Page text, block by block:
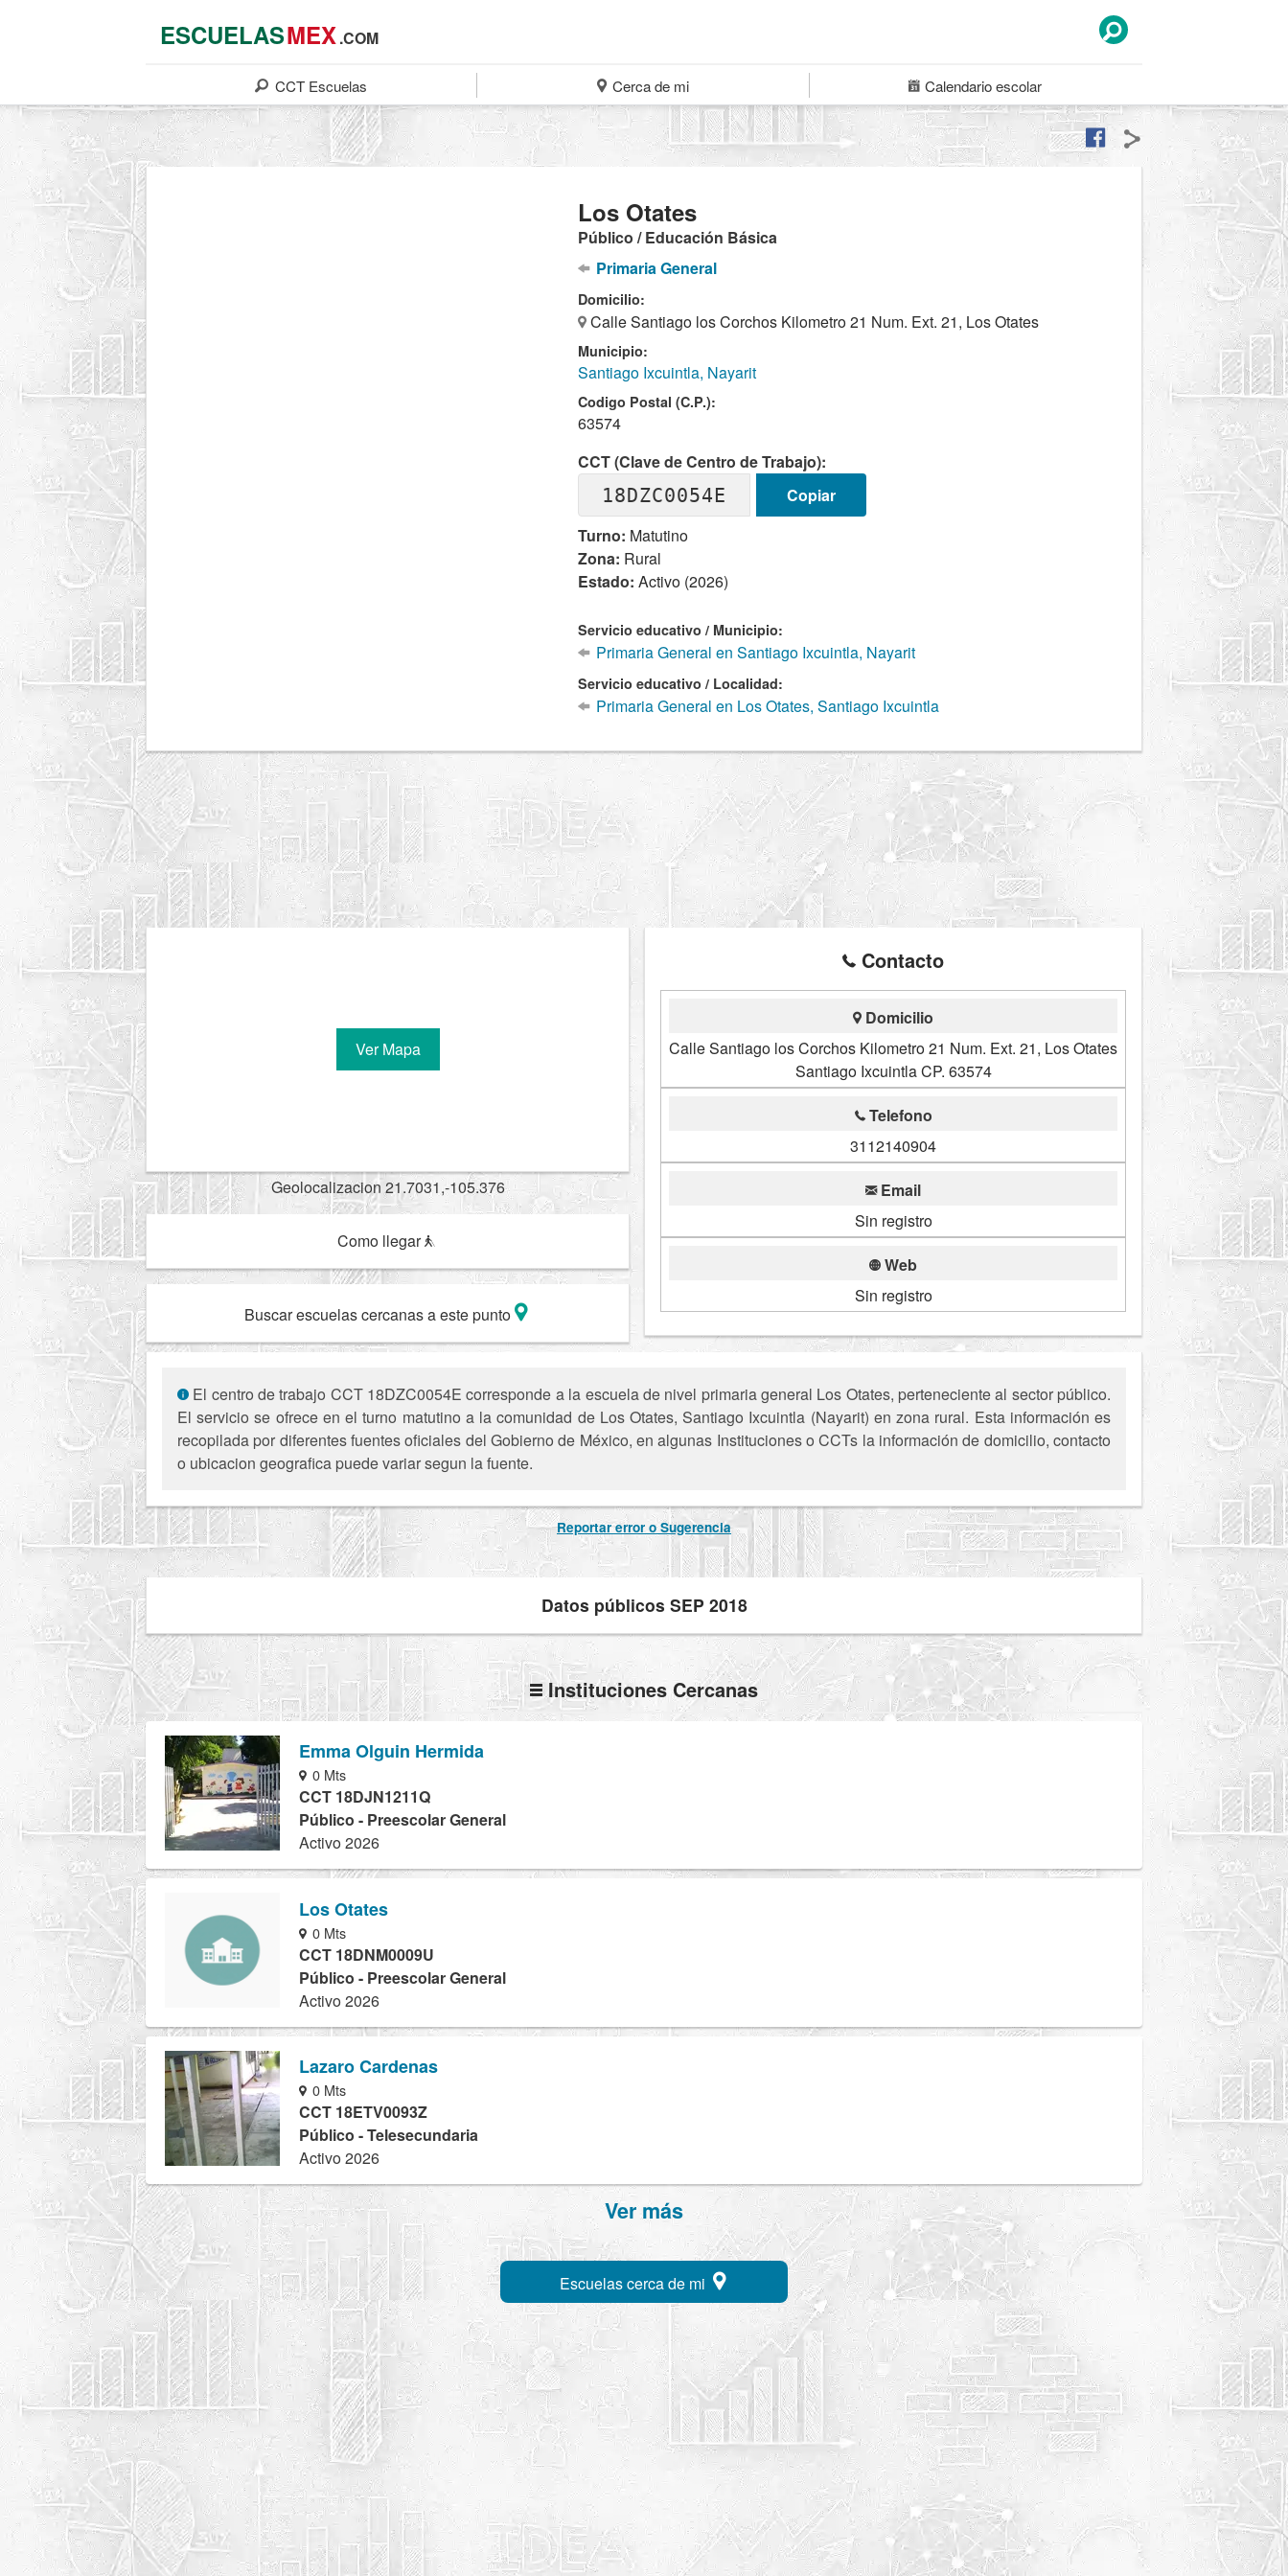
ESCUELASMEX.COM
CCT Escuelas Cerca de mi Calendarioescolar
Los Otates
Público / Educación Básica
Primaria General
Domicilio:
Calle Santiago los Corchos Kilometro 21 Num. Ext. 21, Los Otates
Municipio:
Santiago Ixcuintla, Nayarit
Codigo Postal (C.P.):
63574
CCT (Clave de Centro de Trabajo):
18DZC0054E
Copiar
Turno: Matutino
Zona: Rural
Estado: Activo (2026)
Servicio educativo / Municipio:
Primaria General en Santiago Ixcuintla, Nayarit
Servicio educativo / Localidad:
Primaria General en Los Otates, Santiago Ixcuintla
Ver Mapa
Geolocalizacion 21.7031,-105.376
Como llegar
Buscar escuelas cercanas a este punto
Contacto
Domicilio
Calle Santiago los Corchos Kilometro 21 Num. Ext. 21, Los Otates
Santiago Ixcuintla CP. 63574
Telefono
3112140904
Email
Sin registro
Web
Sin registro
El centro de trabajo CCT 18DZC0054E corresponde a la escuela de nivel primaria general Los Otates, perteneciente al sector público.
El servicio se ofrece en el turno matutino a la comunidad de Los Otates, Santiago Ixcuintla (Nayarit) en zona rural. Esta información es
recopilada por diferentes fuentes oficiales del Gobierno de México, en algunas Instituciones o CCTs la información de domicilio, contacto
o ubicacion geografica puede variar segun la fuente.
Reportar error o Sugerencia
Datos públicos SEP 2018
Instituciones Cercanas
Emma Olguin Hermida
0 Mts
CCT 18DJN1211Q
Público - Preescolar General
Activo 2026
Los Otates
0 Mts
CCT 18DNM0009U
Público - Preescolar General
Activo 2026
Lazaro Cardenas
0 Mts
CCT 18ETV0093Z
Público - Telesecundaria
Activo 2026
Ver más
Escuelas cerca de mi